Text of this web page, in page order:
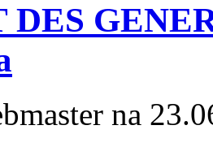
DES
na